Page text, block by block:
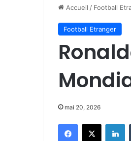
Accueil / Football
Football Etranger
mai 20, 2026
Facebook
X